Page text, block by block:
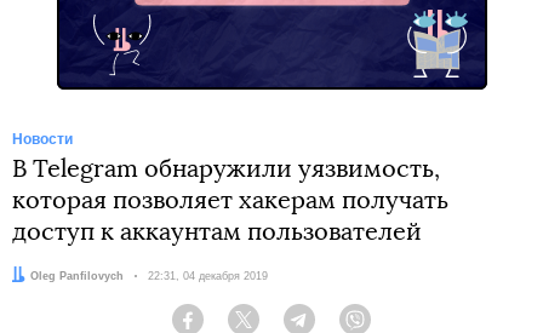
Новости
В Telegram обнаружили уязвимость,
которая позволяет хакерам получать
доступ к аккаунтам пользователей
Автор:
Oleg Panfilovych Дата:
22:31, 04 декабря 2019
Facebook Twitter Telegram